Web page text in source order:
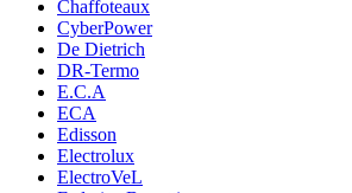
Chaffoteaux
CyberPower
De Dietrich
DR-Termo
E.C.A
ECA
Edisson
Electrolux
ElectroVeL